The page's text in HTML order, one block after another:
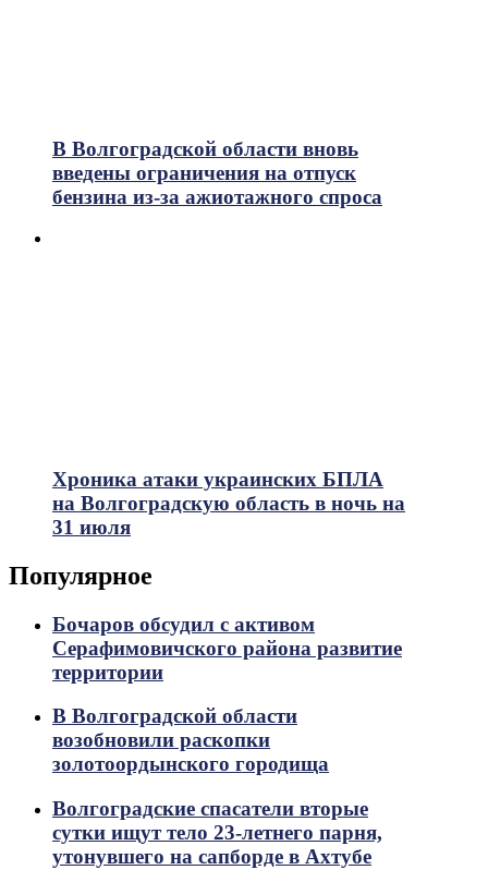
В Волгоградской области вновь
введены ограничения на отпуск
бензина из-за ажиотажного спроса
Хроника атаки украинских БПЛА
на Волгоградскую область в ночь на
31 июля
Популярное
Бочаров обсудил с активом
Серафимовичского района развитие
территории
В Волгоградской области
возобновили раскопки
золотоордынского городища
Волгоградские спасатели вторые
сутки ищут тело 23-летнего парня,
утонувшего на сапборде в Ахтубе